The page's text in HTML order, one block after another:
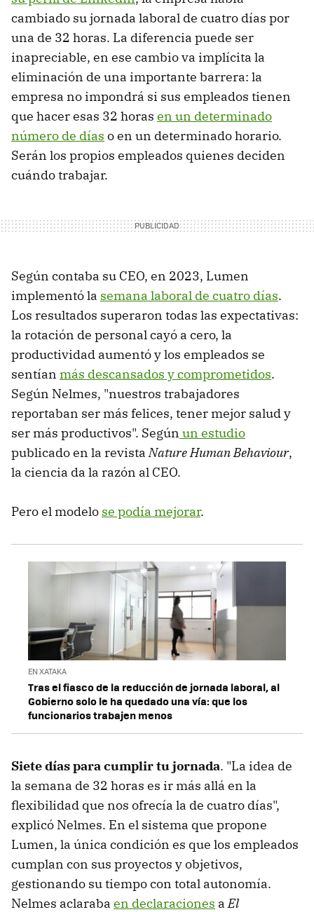
cambiado su jornada laboral de cuatro días por
una de 32 horas. La diferencia puede ser
inapreciable, en ese cambio va implícita la
eliminación de una importante barrera: la
empresa no impondrá si sus empleados tienen
que hacer esas 32 horas en un determinado
número de días o en un determinado horario.
Serán los propios empleados quienes deciden
cuándo trabajar.
Según contaba su CEO, en 2023, Lumen
implementó la semana laboral de cuatro días.
Los resultados superaron todas las expectativas:
la rotación de personal cayó a cero, la
productividad aumentó y los empleados se
sentían más descansados y comprometidos.
Según Nelmes, "nuestros trabajadores
reportaban ser más felices, tener mejor salud y
ser más productivos". Según un estudio
publicado en la revistaNature Human Behaviour,
la ciencia da la razón al CEO.
Pero el modelo se podía mejorar.
EN XATAKA
Tras el fiasco de la reducción de jornada laboral, al
Gobierno solo le ha quedado una vía: que los
funcionarios trabajen menos
Siete días para cumplir tu jornada. "La idea de
la semana de 32 horas es ir más allá en la
flexibilidad que nos ofrecía la de cuatro días",
explicó Nelmes. En el sistema que propone
Lumen, la única condición es que los empleados
cumplan con sus proyectos y objetivos,
gestionando su tiempo con total autonomía.
Nelmes aclaraba en declaraciones aEl